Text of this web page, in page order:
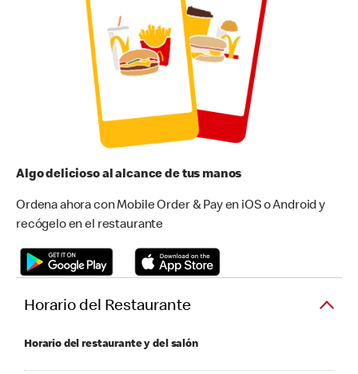
Algo delicioso al alcance de tus manos
Ordena ahora con Mobile Order & Pay en iOS o Android y
recógelo en el restaurante
Horario del Restaurante
Horario del restaurante y del salón